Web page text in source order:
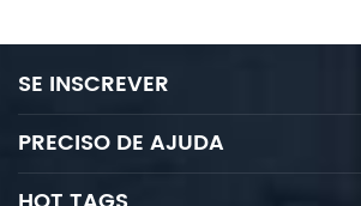
SE INSCREVER
PRECISO DE AJUDA